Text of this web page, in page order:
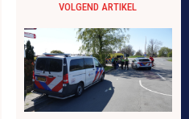
VOLGEND ARTIKEL